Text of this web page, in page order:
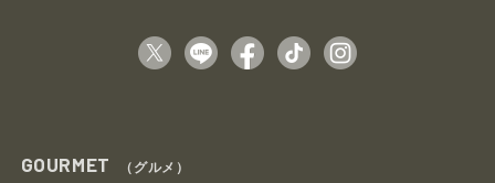
GOURMET （グルメ）